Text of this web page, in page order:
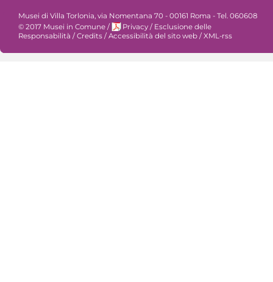
Musei di Villa Torlonia, via Nomentana 70 - 00161 Roma - Tel. 060608
© 2017 Musei in Comune / Privacy / Esclusione delle
Responsabilità /Credits /Accessibilità del sito web /XML-rss